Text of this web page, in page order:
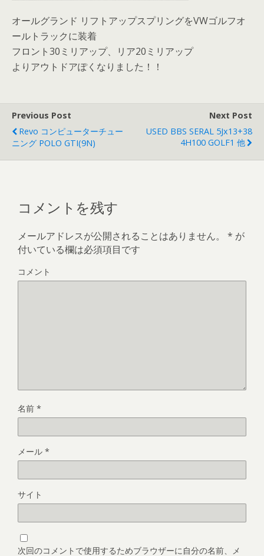
オールグランド リフトアップスプリングをVWゴルフオ
ールトラックに装着
フロント30ミリアップ、リア20ミリアップ
よりアウトドアぽくなりました！！
Previous Post
Revo コンピューターチュー
ニング POLO GTI(9N)
Next Post
USED BBS SERAL 5Jx13+38
4H100 GOLF1 他
コメントを残す
メールアドレスが公開されることはありません。 * が
付いている欄は必須項目です
コメント
名前 *
メール *
サイト
次回のコメントで使用するためブラウザーに自分の名前、メ